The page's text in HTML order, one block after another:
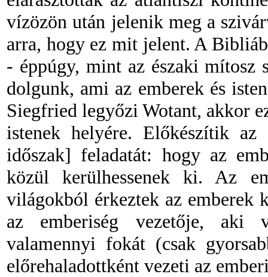
vízözön után jelenik meg a
arra, hogy ez mit jelent. A
- éppúgy, mint az északi mítosz
dolgunk, ami az emberek és
Siegfried legyőzi Wotant, akkor
istenek helyére. Előkészítik az
időszak] feladatát: hogy az
közül kerülhessenek ki. Az
világokból érkeztek az emberek
az emberiség vezetője, aki
valamennyi fokát (csak
előrehaladottként vezeti az